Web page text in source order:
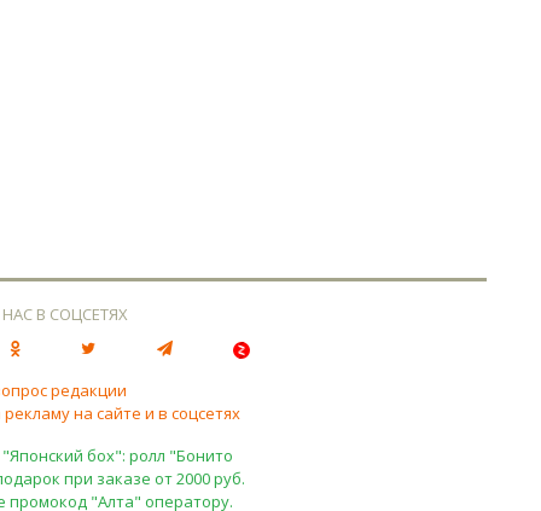
В СОЦСЕТЯХ
редакции
на сайте и в соцсетях
бох": ролл "Бонито
при заказе от 2000 руб.
промокод "Алта" оператору.